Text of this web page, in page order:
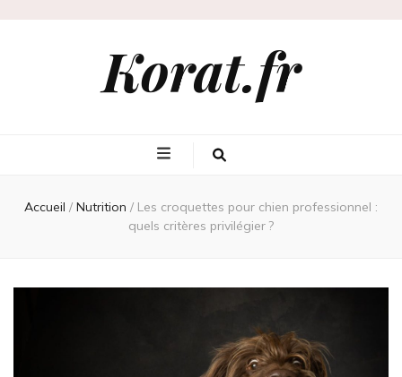
Korat.fr
Accueil / Nutrition / Les croquettes pour chien professionnel :
quels critères privilégier ?